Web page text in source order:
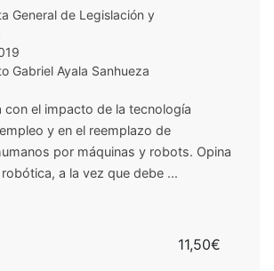
General de Legislación y
Gabriel Ayala Sanhueza
con el impacto de la tecnología
y en el reemplazo de
por máquinas y robots. Opina
a la vez que debe ...
11,50€